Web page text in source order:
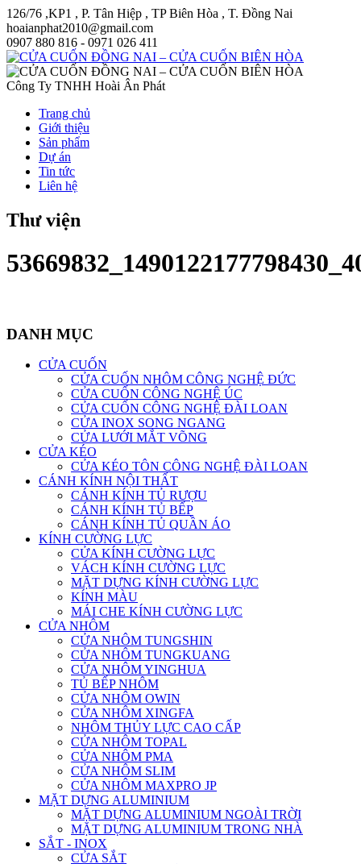
126/76 ,KP1 , P. Tân Hiệp , TP Biên Hòa , T. Đồng Nai
hoaianphat2010@gmail.com
0907 880 816 - 0971 026 411
Công Ty TNHH Hoài Ân Phát
Trang chủ
Giới thiệu
Sản phẩm
Dự án
Tin tức
Liên hệ
Thư viện
DANH MỤC
CỬA CUỐN
CỬA CUỐN NHÔM CÔNG NGHỆ ĐỨC
CỬA CUỐN CÔNG NGHỆ ÚC
CỬA CUỐN CÔNG NGHỆ ĐÀI LOAN
CỬA INOX SONG NGANG
CỬA LƯỚI MẮT VÕNG
CỬA KÉO
CỬA KÉO TÔN CÔNG NGHỆ ĐÀI LOAN
CÁNH KÍNH NỘI THẤT
CÁNH KÍNH TỦ RƯỢU
CÁNH KÍNH TỦ BẾP
CÁNH KÍNH TỦ QUẦN ÁO
KÍNH CƯỜNG LỰC
CỬA KÍNH CƯỜNG LỰC
VÁCH KÍNH CƯỜNG LỰC
MẶT DỰNG KÍNH CƯỜNG LỰC
KÍNH MÀU
MÁI CHE KÍNH CƯỜNG LỰC
CỬA NHÔM
CỬA NHÔM TUNGSHIN
CỬA NHÔM TUNGKUANG
CỬA NHÔM YINGHUA
TỦ BẾP NHÔM
CỬA NHÔM OWIN
CỬA NHÔM XINGFA
NHÔM THỦY LỰC CAO CẤP
CỬA NHÔM TOPAL
CỬA NHÔM PMA
CỬA NHÔM SLIM
CỬA NHÔM MAXPRO JP
MẶT DỰNG ALUMINIUM
MẶT DỰNG ALUMINIUM NGOÀI TRỜI
MẶT DỰNG ALUMINIUM TRONG NHÀ
SẮT - INOX
CỬA SẮT